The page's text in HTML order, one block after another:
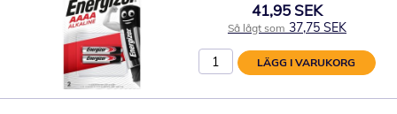
41,95 SEK
Så lågt som 37,75 SEK
LÄGG I VARUKORG